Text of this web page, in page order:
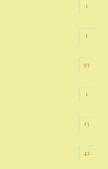
1
1
93
1
13
42